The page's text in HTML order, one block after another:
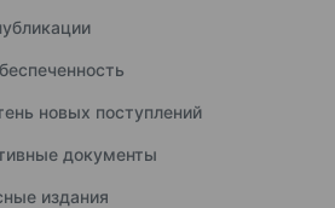
новых поступлений
документы
издания